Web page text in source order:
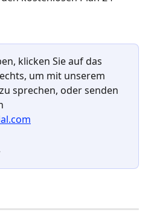
klicken Sie auf das
um mit unserem
sprechen, oder senden